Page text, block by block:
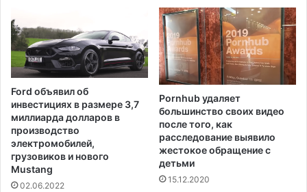
о
б
е
з
о
п
а
с
о
с
т
л
,
т
е
о
у
ж
е
д
Ford объявил об
инвестициях в размере 3,7
миллиарда долларов в
производство
электромобилей,
грузовиков и нового
Mustang
02.06.2022
Pornhub удаляет
большинство своих видео
после того, как
расследование выявило
жестокое обращение с
детьми
15.12.2020